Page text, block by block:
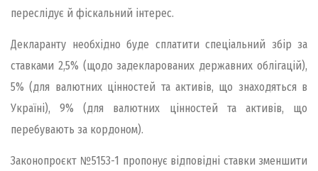
переслідує й фіскальний інтерес.
Декларанту необхідно буде сплатити спеціальний збір за
ставками 2,5% (щодо задекларованих державних облігацій),
5% (для валютних цінностей та активів, що знаходяться в
Україні), 9% (для валютних цінностей та активів, що
перебувають за кордоном).
Законопроєкт №5153-1 пропонує відповідні ставки зменшити